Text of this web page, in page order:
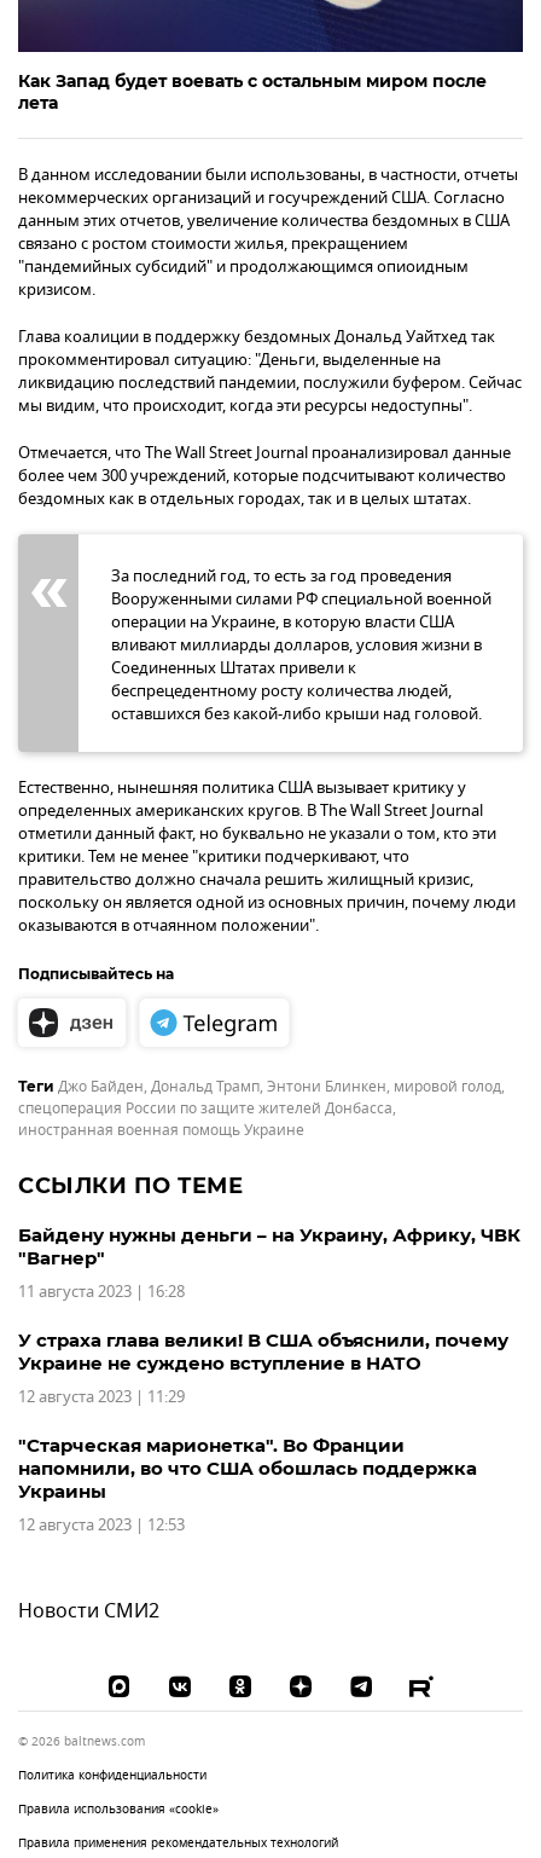
Как Запад будет воевать с остальным миром после
лета
В данном исследовании были использованы, в частности, отчеты
некоммерческих организаций и госучреждений США. Согласно
данным этих отчетов, увеличение количества бездомных в США
связано с ростом стоимости жилья, прекращением
"пандемийных субсидий" и продолжающимся опиоидным
кризисом.
Глава коалиции в поддержку бездомных Дональд Уайтхед так
прокомментировал ситуацию: "Деньги, выделенные на
ликвидацию последствий пандемии, послужили буфером. Сейчас
мы видим, что происходит, когда эти ресурсы недоступны".
Отмечается, что The Wall Street Journal проанализировал данные
более чем 300 учреждений, которые подсчитывают количество
бездомных как в отдельных городах, так и в целых штатах.
За последний год, то есть за год проведения
Вооруженными cилами РФ специальной военной
операции на Украине, в которую власти США
вливают миллиарды долларов, условия жизни в
Соединенных Штатах привели к
беспрецедентному росту количества людей,
оставшихся без какой-либо крыши над головой.
Естественно, нынешняя политика США вызывает критику у
определенных американских кругов. В The Wall Street Journal
отметили данный факт, но буквально не указали о том, кто эти
критики. Тем не менее "критики подчеркивают, что
правительство должно сначала решить жилищный кризис,
поскольку он является одной из основных причин, почему люди
оказываются в отчаянном положении".
Подписывайтесь на
Теги Джо Байден, Дональд Трамп, Энтони Блинкен, мировой голод,
спецоперация России по защите жителей Донбасса,
иностранная военная помощь Украине
ССЫЛКИ ПО ТЕМЕ
Байдену нужны деньги – на Украину, Африку, ЧВК
"Вагнер"
11 августа 2023 | 16:28
У страха глава велики! В США объяснили, почему
Украине не суждено вступление в НАТО
12 августа 2023 | 11:29
"Старческая марионетка". Во Франции
напомнили, во что США обошлась поддержка
Украины
12 августа 2023 | 12:53
Новости СМИ2
© 2026 baltnews.com
Политика конфиденциальности
Правила использования «cookie»
Правила применения рекомендательных технологий